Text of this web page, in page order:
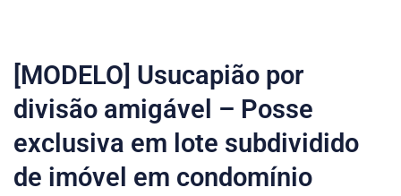
[MODELO] Usucapião por
divisão amigável – Posse
exclusiva em lote subdividido
de imóvel em condomínio